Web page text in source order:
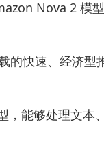
Nova 2 模
的快速、经济型
能够处理文本